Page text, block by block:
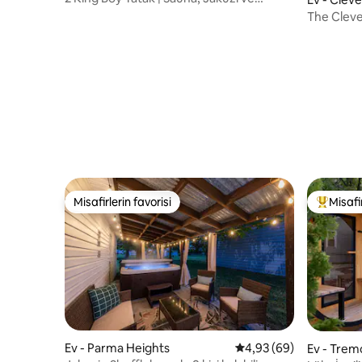
The
Misafirlerin favorisi
Misafirlerin favorisi
Ev - Parma Heights 5 üzerinden ortalama
4,93 (69)
Ev -